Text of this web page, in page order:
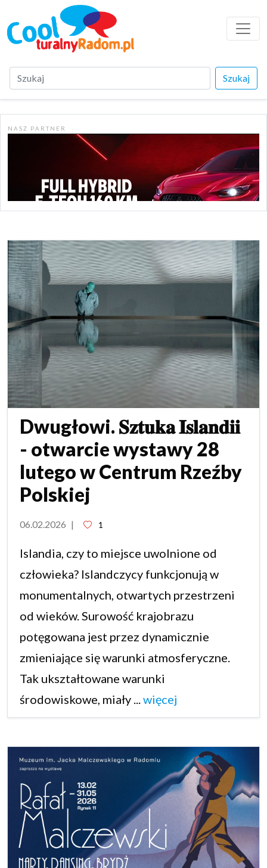
Szukaj
N A S Z P A R T N E R
Dwugłowi. 𝐒𝐳𝐭𝐮𝐤𝐚 𝐈𝐬𝐥𝐚𝐧𝐝𝐢𝐢
- otwarcie wystawy 28
lutego w Centrum Rzeźby
Polskiej
06.02.2026 | 1
Islandia, czy to miejsce uwolnione od
człowieka? Islandczycy funkcjonują w
monumentalnych, otwartych przestrzeni
od wieków. Surowość krajobrazu
potęgowana jest przez dynamicznie
zmieniające się warunki atmosferyczne.
Tak ukształtowane warunki
środowiskowe, miały ...więcej